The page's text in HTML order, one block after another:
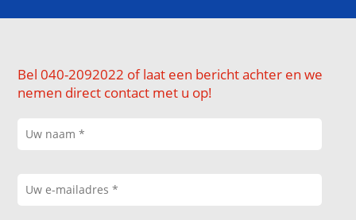
Bel 040-2092022 of laat een bericht achter en we
nemen direct contact met u op!